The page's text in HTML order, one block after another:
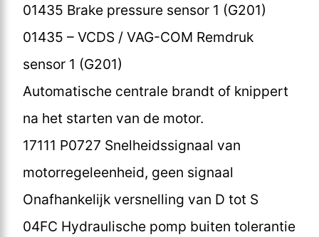
01435 Brake pressure sensor 1 (G201)
01435 – VCDS / VAG-COM Remdruk
sensor 1 (G201)
Automatische centrale brandt of knippert
na het starten van de motor.
17111 P0727 Snelheidssignaal van
motorregeleenheid, geen signaal
Onafhankelijk versnelling van D tot S
04FC Hydraulische pomp buiten tolerantie